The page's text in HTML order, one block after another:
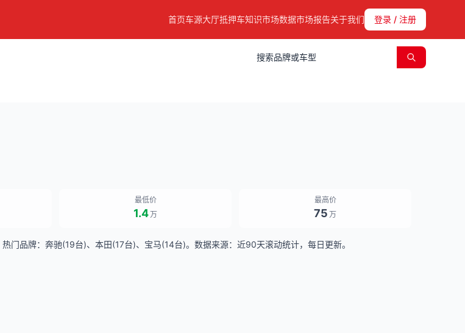
首页车源大厅抵押车知识市场数据市场报告关于我们 登录 / 注册
最低价
1.4万
最高价
75 万
品牌：奔驰(19台)、本田(17台)、宝马(14台)。数据来源：近90天滚动统计，每日更新。